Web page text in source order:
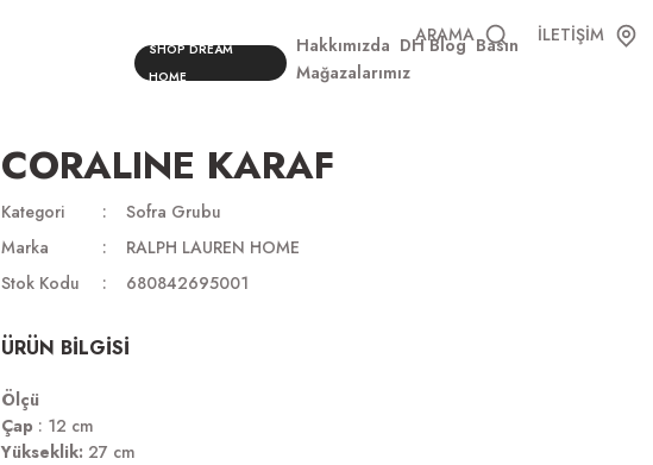
ARAMA
İLETİŞİM
SHOP DREAM
HOME
Hakkımızda DH Blog Basın
Mağazalarımız
CORALINE KARAF
Kategori
Sofra Grubu
Marka
RALPH LAUREN HOME
Stok Kodu
680842695001
ÜRÜN BİLGİSİ
Ölçü
Çap : 12 cm
Yükseklik: 27 cm